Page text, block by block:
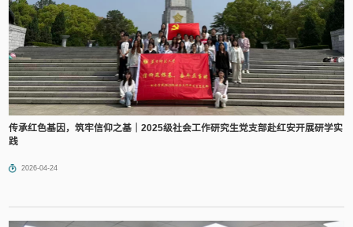
传承红色基因，筑牢信仰之基｜2025级社会工作研究生党支部赴红安开展研学实
践
2026-04-24